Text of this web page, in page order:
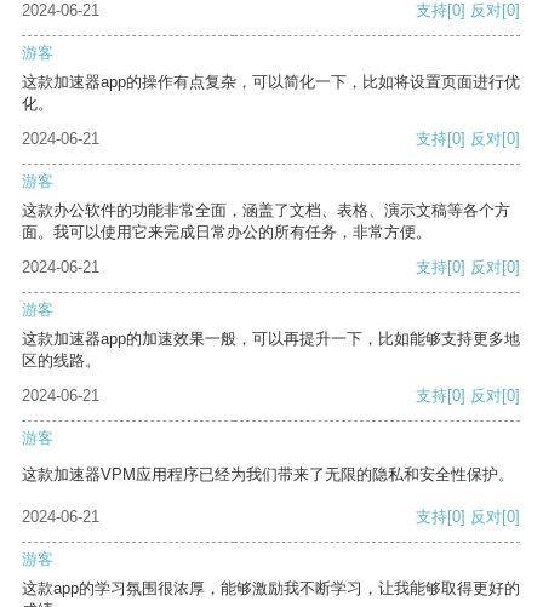
2024-06-21 支持[0] 反对[0]
游客
这款加速器app的操作有点复杂，可以简化一下，比如将设置页面进行优
化。
2024-06-21
支持[0] 反对[0]
游客
这款办公软件的功能非常全面，涵盖了文档、表格、演示文稿等各个方
面。我可以使用它来完成日常办公的所有任务，非常方便。
2024-06-21
支持[0] 反对[0]
游客
这款加速器app的加速效果一般，可以再提升一下，比如能够支持更多地
区的线路。
2024-06-21
支持[0] 反对[0]
游客
这款加速器VPM应用程序已经为我们带来了无限的隐私和安全性保护。
2024-06-21 支持[0] 反对[0]
游客
这款app的学习氛围很浓厚，能够激励我不断学习，让我能够取得更好的